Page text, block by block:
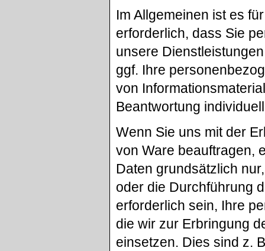
Im Allgemeinen ist es
erforderlich, dass Sie
unsere
ggf. Ihre
von
Beantwortung
Wenn Sie uns mit der
von Ware beauftragen,
Daten grundsätzlich
oder die Durchführung
erforderlich sein, Ihre
die wir zur Erbringung
einsetzen. Dies sind z.